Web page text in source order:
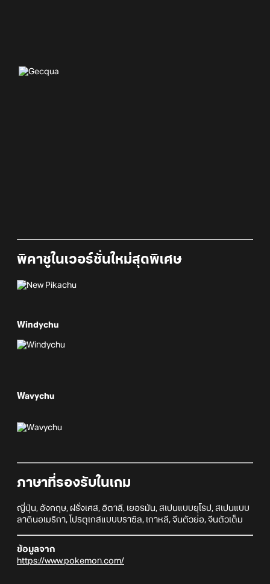
พิคาชูในเวอร์ชั่นใหม่สุดพิเศษ
Windychu
Wavychu
ภาษาที่รองรับในเกม
ญี่ปุ่น, อังกฤษ, ฝรั่งเศส, อิตาลี, เยอรมัน, สเปนแบบยุโรป, สเปนแบบ
ลาตินอเมริกา, โปรตุเกสแบบบราซิล, เกาหลี, จีนตัวย่อ, จีนตัวเต็ม
ข้อมูลจาก
https://www.pokemon.com/